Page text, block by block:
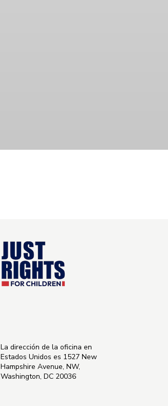
La dirección de la oficina en
Estados Unidos es 1527 New
Hampshire Avenue, NW,
Washington, DC 20036